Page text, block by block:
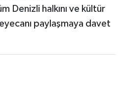
Denizli halkını ve kültür
paylaşmaya davet